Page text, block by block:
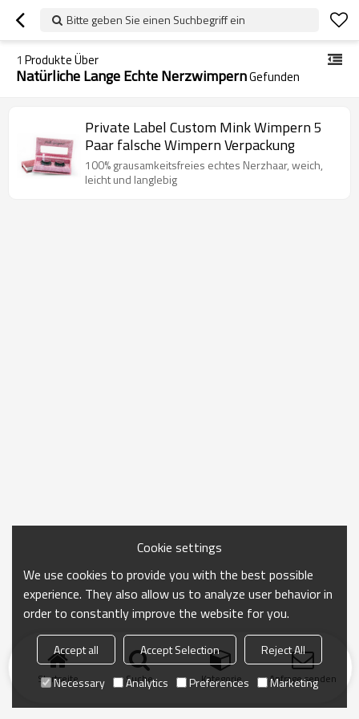
Bitte geben Sie einen Suchbegriff ein
1 Produkte Über
Natürliche Lange Echte NerzwimpernGefunden
Private Label Custom Mink Wimpern 5
Paar falsche Wimpern Verpackung
100% grausamkeitsfreies echtes Nerzhaar, weich,
leicht und langlebig
Startseite Suche Kategorie Anfrage senden
Cookie settings
We use cookies to provide you with the best possible
experience. They also allow us to analyze user behavior in
order to constantly improve the website for you.
Accept all Accept Selection
Reject All
Necessary
Analytics Preferences Marketing